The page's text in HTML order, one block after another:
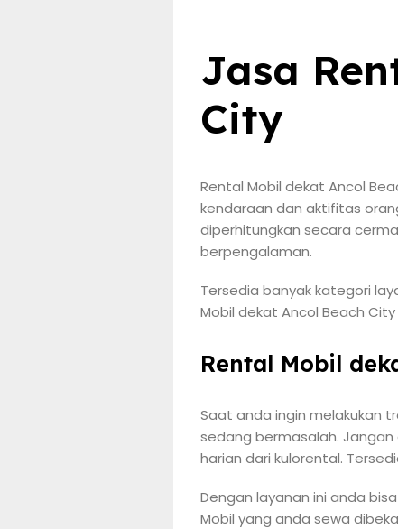
Jasa
City
Rental Mobil dekat Ancol
kendaraan dan aktifitas
diperhitungkan secara
berpengalaman.
Tersedia banyak kategori
Mobil dekat Ancol Beach
Rental Mobil
Saat anda ingin melakukan
sedang bermasalah.
harian dari kulorental.
Dengan layanan ini anda
Mobil yang anda sewa